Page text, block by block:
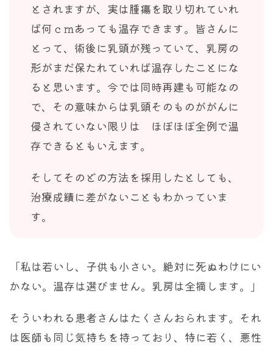
とされますが、実は腫瘍を取り切れていれ
ば何ｃｍあっても温存できます。皆さんに
とって、術後に乳頭が残っていて、乳房の
形がまだ保たれていれば温存したことにな
ると思います。今では同時再建も可能なの
で、その意味からは乳頭そのものががんに
侵されていない限りは ほぼほぼ全例で温
存できるともいえます。
そしてそのどの方法を採用したとしても、
治療成績に差がないこともわかっていま
す。
「私は若いし、子供も小さい。絶対に死ぬわけにい
かない。温存は選びません。乳房は全摘します。」
そういわれる患者さんはたくさんおられます。それ
は医師も同じ気持ちを持っており、特に若く、悪性